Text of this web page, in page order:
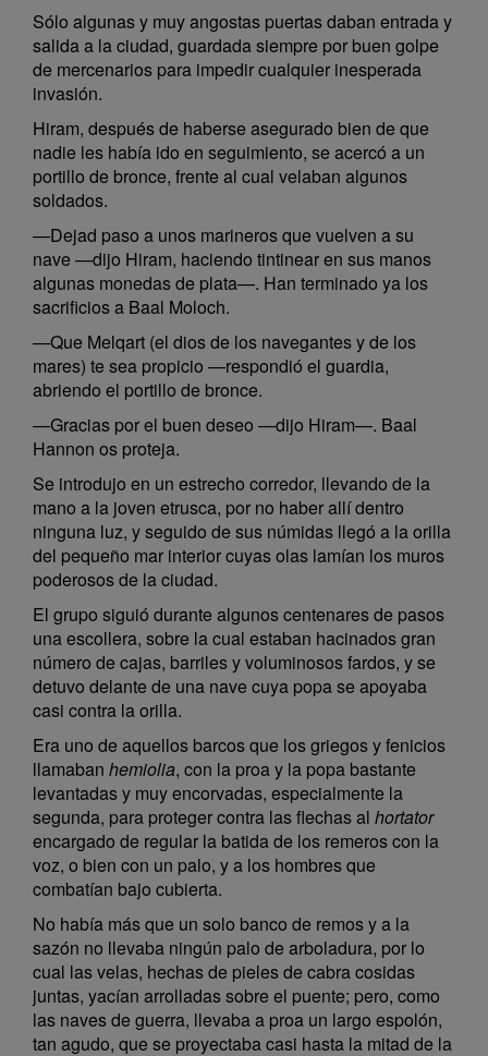
Sólo algunas y muy angostas puertas daban entrada y
salida a la ciudad, guardada siempre por buen golpe
de mercenarios para impedir cualquier inesperada
invasión.
Hiram, después de haberse asegurado bien de que
nadie les había ido en seguimiento, se acercó a un
portillo de bronce, frente al cual velaban algunos
soldados.
—Dejad paso a unos marineros que vuelven a su
nave —dijo Hiram, haciendo tintinear en sus manos
algunas monedas de plata—. Han terminado ya los
sacrificios a Baal Moloch.
—Que Melqart (el dios de los navegantes y de los
mares) te sea propicio —respondió el guardia,
abriendo el portillo de bronce.
—Gracias por el buen deseo —dijo Hiram—. Baal
Hannon os proteja.
Se introdujo en un estrecho corredor, llevando de la
mano a la joven etrusca, por no haber allí dentro
ninguna luz, y seguido de sus númidas llegó a la orilla
del pequeño mar interior cuyas olas lamían los muros
poderosos de la ciudad.
El grupo siguió durante algunos centenares de pasos
una escollera, sobre la cual estaban hacinados gran
número de cajas, barriles y voluminosos fardos, y se
detuvo delante de una nave cuya popa se apoyaba
casi contra la orilla.
Era uno de aquellos barcos que los griegos y fenicios
llamaban hemiolia, con la proa y la popa bastante
levantadas y muy encorvadas, especialmente la
segunda, para proteger contra las flechas al hortator
encargado de regular la batida de los remeros con la
voz, o bien con un palo, y a los hombres que
combatían bajo cubierta.
No había más que un solo banco de remos y a la
sazón no llevaba ningún palo de arboladura, por lo
cual las velas, hechas de pieles de cabra cosidas
juntas, yacían arrolladas sobre el puente; pero, como
las naves de guerra, llevaba a proa un largo espolón,
tan agudo, que se proyectaba casi hasta la mitad de la